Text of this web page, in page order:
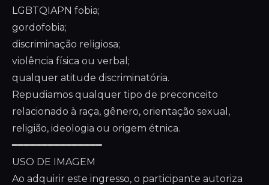
LGBTQIAPN fobia;
gordofobia;
discriminação religiosa;
violência física ou verbal;
qualquer atitude discriminatória.
Repudiamos qualquer tipo de preconceito
relacionado à raça, gênero, orientação sexual,
religião, ideologia ou origem étnica.
━━━━━━━━━━━━━━━
USO DE IMAGEM
Ao adquirir este ingresso, o participante autoriza